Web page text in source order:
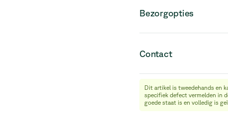
Bezorgopties
Contact
info@relievefurniture.com
+32 (0) 492 09 18 86
Dit artikel is tweedehands en
specifiek defect vermelden in
goede staat is en volledig is